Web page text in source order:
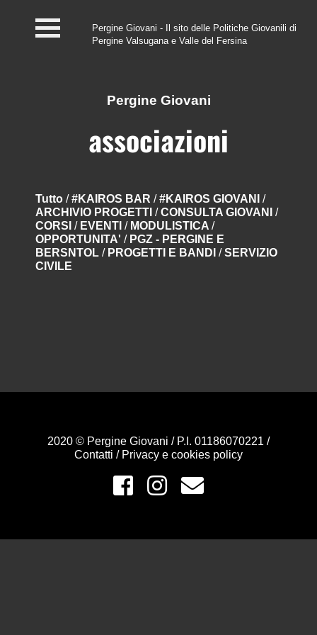
#InfoPoint
Centro #Kairos
Eventi e News
Contatti
Pergine Giovani - Il sito delle Politiche Giovanili di
Pergine Valsugana e Valle del Fersina
Pergine Giovani
associazioni
Tutto /#KAIROS BAR /#KAIROS GIOVANI /
ARCHIVIO PROGETTI /CONSULTA GIOVANI /
CORSI / EVENTI / MODULISTICA /
OPPORTUNITA' / PGZ - PERGINE E
BERSNTOL / PROGETTI E BANDI /SERVIZIO
CIVILE
2020 © Pergine Giovani / P.I. 01186070221 /
Contatti / Privacy e cookies policy